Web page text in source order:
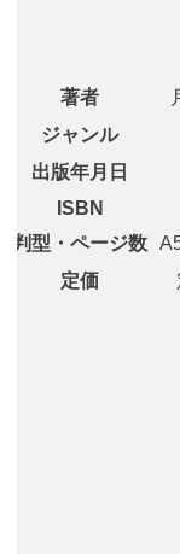
著者
ジャンル
出版年月日
ISBN
判型・ページ数
定価